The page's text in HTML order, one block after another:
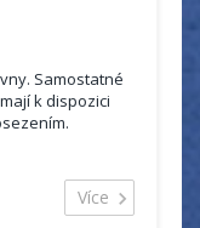
Samostatné
k dispozici
Více